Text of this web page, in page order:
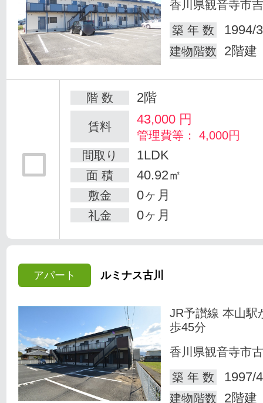
香川県観音寺市
築 年 数
1994/
建物階数 2階建
階 数 2階
賃料 43,000 円
管理費等： 4,000円
間取り
1LDK
面 積 40.92㎡
敷金 0ヶ月
礼金 0ヶ月
アパート ルミナス古川
JR予讃線 本山駅
歩45分
香川県観音寺市
築 年 数
1997/
建物階数 2階建